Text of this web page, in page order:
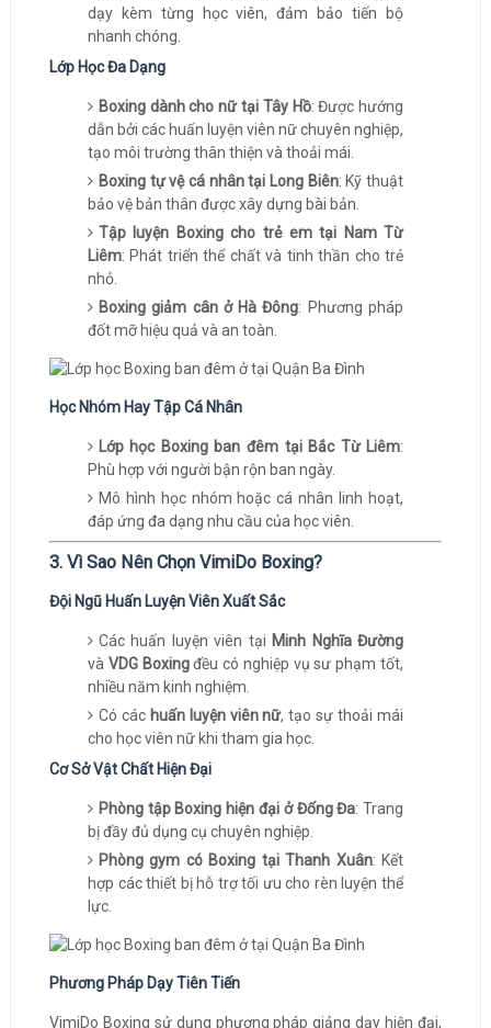
dạy kèm từng học viên, đảm bảo tiến bộ
nhanh chóng.
Lớp Học Đa Dạng
Boxing dành cho nữ tại Tây Hồ: Được hướng
dẫn bởi các huấn luyện viên nữ chuyên nghiệp,
tạo môi trường thân thiện và thoải mái.
Boxing tự vệ cá nhân tại Long Biên: Kỹ thuật
bảo vệ bản thân được xây dựng bài bản.
Tập luyện Boxing cho trẻ em tại Nam Từ
Liêm: Phát triển thể chất và tinh thần cho trẻ
nhỏ.
Boxing giảm cân ở Hà Đông: Phương pháp
đốt mỡ hiệu quả và an toàn.
Học Nhóm Hay Tập Cá Nhân
Lớp học Boxing ban đêm tại Bắc Từ Liêm:
Phù hợp với người bận rộn ban ngày.
Mô hình học nhóm hoặc cá nhân linh hoạt,
đáp ứng đa dạng nhu cầu của học viên.
3. Vì Sao Nên Chọn VimiDo Boxing?
Đội Ngũ Huấn Luyện Viên Xuất Sắc
Các huấn luyện viên tại Minh Nghĩa Đường
và VDG Boxingđều có nghiệp vụ sư phạm tốt,
nhiều năm kinh nghiệm.
Có các huấn luyện viên nữ, tạo sự thoải mái
cho học viên nữ khi tham gia học.
Cơ Sở Vật Chất Hiện Đại
Phòng tập Boxing hiện đại ở Đống Đa: Trang
bị đầy đủ dụng cụ chuyên nghiệp.
Phòng gym có Boxing tại Thanh Xuân: Kết
hợp các thiết bị hỗ trợ tối ưu cho rèn luyện thể
lực.
Phương Pháp Dạy Tiên Tiến
VimiDo Boxing sử dụng phương pháp giảng dạy hiện đại,